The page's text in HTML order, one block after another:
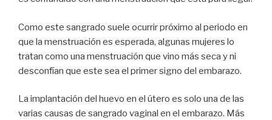
Como este sangrado suele ocurrir próximo al periodo en
que la menstruación es esperada, algunas mujeres lo
tratan como una menstruación que vino más seca y ni
desconfían que este sea el primer signo del embarazo.
La implantación del huevo en el útero es solo una de las
varias causas de sangrado vaginal en el embarazo. Más